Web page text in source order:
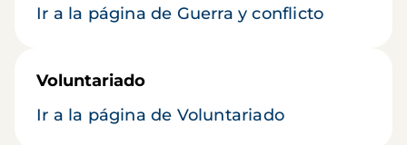
Ir a la página de Guerra y conflicto
Voluntariado
Ir a la página de Voluntariado